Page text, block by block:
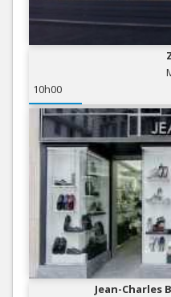
10h00
Jean-Charles